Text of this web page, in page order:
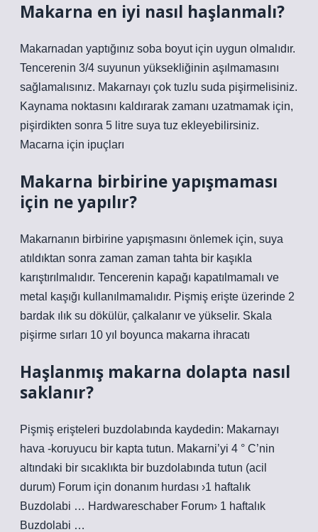
Makarna en iyi nasıl haşlanmalı?
Makarnadan yaptığınız soba boyut için uygun olmalıdır.
Tencerenin 3/4 suyunun yüksekliğinin aşılmamasını
sağlamalısınız. Makarnayı çok tuzlu suda pişirmelisiniz.
Kaynama noktasını kaldırarak zamanı uzatmamak için,
pişirdikten sonra 5 litre suya tuz ekleyebilirsiniz.
Macarna için ipuçları
Makarna birbirine yapışmaması
için ne yapılır?
Makarnanın birbirine yapışmasını önlemek için, suya
atıldıktan sonra zaman zaman tahta bir kaşıkla
karıştırılmalıdır. Tencerenin kapağı kapatılmamalı ve
metal kaşığı kullanılmamalıdır. Pişmiş erişte üzerinde 2
bardak ılık su dökülür, çalkalanır ve yükselir. Skala
pişirme sırları 10 yıl boyunca makarna ihracatı
Haşlanmış makarna dolapta nasıl
saklanır?
Pişmiş erişteleri buzdolabında kaydedin: Makarnayı
hava -koruyucu bir kapta tutun. Makarni’yi 4 ° C’nin
altındaki bir sıcaklıkta bir buzdolabında tutun (acil
durum) Forum için donanım hurdası ›1 haftalık
Buzdolabi … Hardwareschaber Forum› 1 haftalık
Buzdolabi …